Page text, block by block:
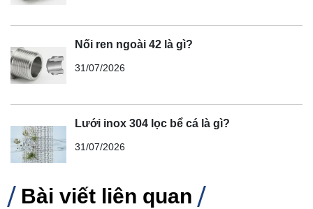
Nối ren ngoài 42 là gì?
31/07/2026
Lưới inox 304 lọc bể cá là gì?
31/07/2026
Bài viết liên quan